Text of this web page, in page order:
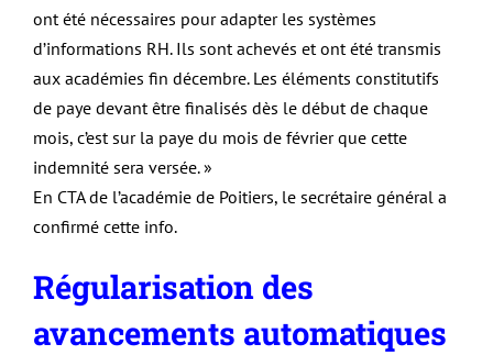
ont été nécessaires pour adapter les systèmes
d’informations RH. Ils sont achevés et ont été transmis
aux académies fin décembre. Les éléments constitutifs
de paye devant être finalisés dès le début de chaque
mois, c’est sur la paye du mois de février que cette
indemnité sera versée. »
En CTA de l’académie de Poitiers, le secrétaire général a
confirmé cette info.
Régularisation des
avancements automatiques